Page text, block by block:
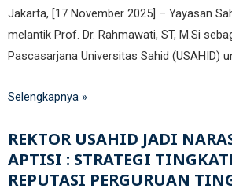
Jakarta, [17 November 2025] – Yayasan
melantik Prof. Dr. Rahmawati, ST, M.Si
Pascasarjana Universitas Sahid (USAHID)
Selengkapnya »
REKTOR USAHID JADI
APTISI : STRATEGI
REPUTASI PERGURUAN